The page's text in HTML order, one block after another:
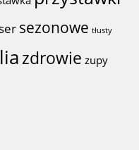
ser sezonowe tłusty
zdrowie zupy